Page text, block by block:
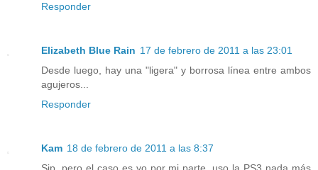
Responder
Elizabeth Blue Rain 17 de febrero de 2011 a las 23:01
Desde luego, hay una "ligera" y borrosa línea entre ambos
agujeros...
Responder
Kam 18 de febrero de 2011 a las 8:37